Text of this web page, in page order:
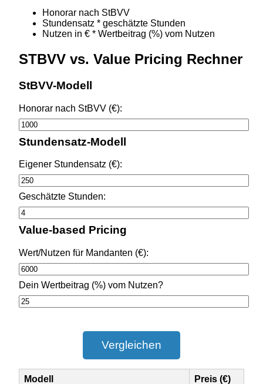
Honorar nach StBVV
Stundensatz * geschätzte Stunden
Nutzen in € * Wertbeitrag (%) vom Nutzen
STBVV vs. Value Pricing Rechner
StBVV-Modell
Honorar nach StBVV (€):
Stundensatz-Modell
Eigener Stundensatz (€):
Geschätzte Stunden:
Value-based Pricing
Wert/Nutzen für Mandanten (€):
Dein Wertbeitrag (%) vom Nutzen?
Vergleichen
Modell Preis (€)